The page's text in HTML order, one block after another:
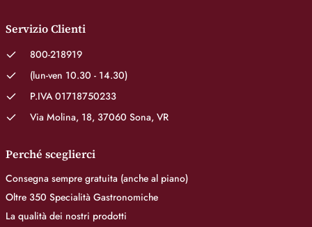
Servizio Clienti
800-218919
(lun-ven 10.30 - 14.30)
P.IVA 01718750233
Via Molina, 18, 37060 Sona, VR
Perché sceglierci
Consegna sempre gratuita (anche al piano)
Oltre 350 Specialità Gastronomiche
La qualità dei nostri prodotti